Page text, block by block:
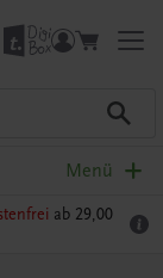
Menü
ab 29,00